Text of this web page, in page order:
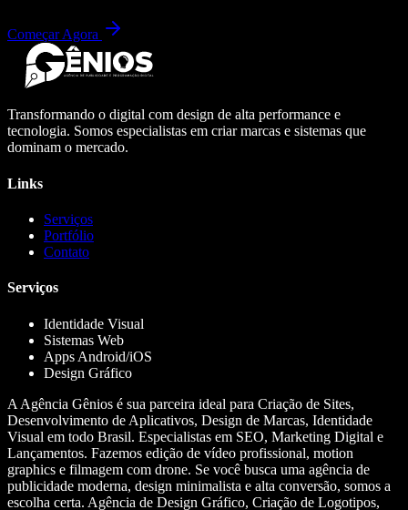
Começar Agora
Transformando o digital com design de alta performance e
tecnologia. Somos especialistas em criar marcas e sistemas que
dominam o mercado.
Links
Serviços
Portfólio
Contato
Serviços
Identidade Visual
Sistemas Web
Apps Android/iOS
Design Gráfico
A Agência Gênios é sua parceira ideal para Criação de Sites,
Desenvolvimento de Aplicativos, Design de Marcas, Identidade
Visual em todo Brasil. Especialistas em SEO, Marketing Digital e
Lançamentos. Fazemos edição de vídeo profissional, motion
graphics e filmagem com drone. Se você busca uma agência de
publicidade moderna, design minimalista e alta conversão, somos a
escolha certa. Agência de Design Gráfico, Criação de Logotipos,